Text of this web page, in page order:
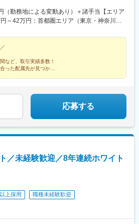
駅、富山駅、金沢駅、福井駅(福井県)、浜松
、四日市駅、岡山駅、広島駅、下関駅、鳥
)、鹿児島駅、宮崎駅、大分駅、西鉄福岡駅、
葛西駅、牛田駅(東京都)、板橋区役所前駅、
木一丁目駅、布田駅、稲荷町駅(東京都)、立
駅、和田塚駅、逗子・葉山駅、高津駅(神奈
駅、大阪梅田駅(阪急線)、九条駅(京都府)、山
山陽明石駅、ハーバーランド駅、宝塚南口
田駅、青井駅、大阪難波駅、四ツ橋駅、大
駅(都営線)、鴫野駅、なにわ橋駅、新今宮駅
神線)、天下茶屋駅、松屋町駅、千里中央駅
槻市駅、宮之阪駅、西梅田駅、大阪天満宮
阪上本町駅、渡辺橋駅、玉造駅、千鳥橋
原町駅、四条駅(京都市営)、祇園四条駅、西
(京都府)、洛西口駅、鞍馬口駅、八幡前駅(京
条京阪駅、ＪＲ小倉駅、祝園駅、東向日駅、
宮駅(神戸市営)、三宮駅(神戸新交通)、芦屋
国道駅、鳴尾・武庫川女子大前駅、山陽垂
磨駅、大開駅、中浦和駅、北与野駅、新丸
座駅、外苑前駅、二子新地駅、南新宿駅、
首都圏・北関東・東海・北信越・関西・中
道府県※受動喫煙対策：屋内禁煙※自動車通
津駅、立川北駅、大手町駅(東京都)、町田
町駅、平塚駅、新潟駅、春日山駅、松本
知県)、名古屋駅、あすなろう四日市駅、彦根
烏丸駅、近鉄奈良駅、茨木駅、千里中央駅
阪駅、堺東駅、和歌山駅、三田駅(兵庫県)、
神中央駅、明石駅、加古川駅、姫路駅、播
駅、堀詰駅、徳島駅、片原町駅(香川県)、新
小倉駅(福岡県)、天神駅、大分駅、桜町駅(長
所前駅、宮崎駅、鹿児島中央駅前駅、県庁前
山公園口駅、日吉町駅、新浜松駅、岐阜
、札木駅、近鉄名古屋駅、近鉄四日市駅、
良駅、千里中央駅(北大阪急行)、西梅田駅、
山陽明石駅、山陽姫路駅、田町駅(岡山県)、
ウェイ山麓駅、瓦町駅、長者ケ平駅、平和通
がね橋駅、花畑町駅、高見橋駅、旭橋駅、大
中央駅、立川南駅、二重橋前駅、電鉄富山
女子高校駅、新静岡駅、浜松駅、駅前大通
日市駅、烏丸御池駅、大阪梅田駅(阪神線)、
（勤務地による変動あり）＋諸手当【エリア
～42万円：首都圏エリア（東京・神奈川・
・兵庫・奈良・滋賀・和歌山）■月給31万
リア（茨城・群馬・栃木）、北信越エリア
ア（北海道・青森・秋田・岩手・宮城・山
・鹿児島・沖縄）※ご経験・能力などを考慮
。
など、取引実績多数！
った配属先が見つかる
応募する
／未経験歓迎／8年連続ホワイト
上採用
職種未経験歓迎